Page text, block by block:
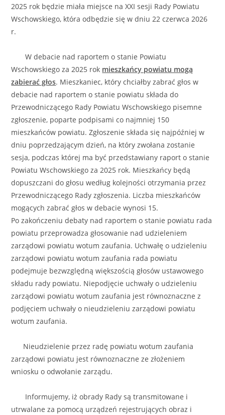
2025 rok będzie miała miejsce na XXI sesji Rady Powiatu
Wschowskiego, która odbędzie się w dniu 22 czerwca 2026
r.
W debacie nad raportem o stanie Powiatu
Wschowskiego za 2025 rok mieszkańcy powiatu mogą
zabierać głos. Mieszkaniec, który chciałby zabrać głos w
debacie nad raportem o stanie powiatu składa do
Przewodniczącego Rady Powiatu Wschowskiego pisemne
zgłoszenie, poparte podpisami co najmniej 150
mieszkańców powiatu. Zgłoszenie składa się najpóźniej w
dniu poprzedzającym dzień, na który zwołana zostanie
sesja, podczas której ma być przedstawiany raport o stanie
Powiatu Wschowskiego za 2025 rok. Mieszkańcy będą
dopuszczani do głosu według kolejności otrzymania przez
Przewodniczącego Rady zgłoszenia. Liczba mieszkańców
mogących zabrać głos w debacie wynosi 15.
Po zakończeniu debaty nad raportem o stanie powiatu rada
powiatu przeprowadza głosowanie nad udzieleniem
zarządowi powiatu wotum zaufania. Uchwałę o udzieleniu
zarządowi powiatu wotum zaufania rada powiatu
podejmuje bezwzględną większością głosów ustawowego
składu rady powiatu. Niepodjęcie uchwały o udzieleniu
zarządowi powiatu wotum zaufania jest równoznaczne z
podjęciem uchwały o nieudzieleniu zarządowi powiatu
wotum zaufania.
Nieudzielenie przez radę powiatu wotum zaufania
zarządowi powiatu jest równoznaczne ze złożeniem
wniosku o odwołanie zarządu.
Informujemy, iż obrady Rady są transmitowane i
utrwalane za pomocą urządzeń rejestrujących obraz i